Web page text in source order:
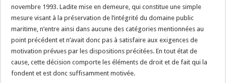
novembre 1993. Ladite mise en demeure, qui constitue une simple
mesure visant à la préservation de l’intégrité du domaine public
maritime, n’entre ainsi dans aucune des catégories mentionnées au
point précédent et n’avait donc pas à satisfaire aux exigences de
motivation prévues par les dispositions précitées. En tout état de
cause, cette décision comporte les éléments de droit et de fait qui la
fondent et est donc suffisamment motivée.